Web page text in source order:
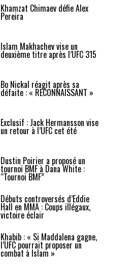
Khamzat Chimaev défie Alex
Pereira
Islam Makhachev vise un
deuxième titre après l’UFC 315
Bo Nickal réagit après sa
défaite : « RECONNAISSANT »
Exclusif : Jack Hermansson vise
un retour à l’UFC cet été
Dustin Poirier a proposé un
tournoi BMF à Dana White :
“Tournoi BMF”
Débuts controversés d’Eddie
Hall en MMA : Coups illégaux,
victoire éclair
Khabib : « Si Maddalena gagne,
l’UFC pourrait proposer un
combat à Islam »